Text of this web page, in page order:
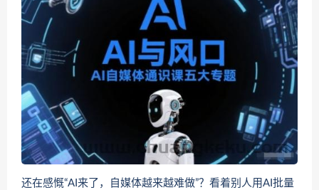
还在感慨“AI来了，自媒体越来越难做”？看着别人用AI批量